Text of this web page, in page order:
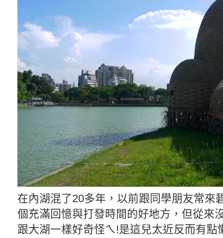
在內湖混了20多年，以前跟同學朋友常來
個充滿回憶與打發時間的好地方，但從來
跟大湖一樣好奇怪ㄟ!是這兒太近反而有點